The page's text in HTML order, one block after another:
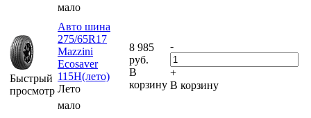
мало
Быстрый
просмотр
Авто шина
275/65R17
Mazzini
Ecosaver
115H(лето)
Лето
мало
8 985
руб.
В
корзину
-
+
В корзину